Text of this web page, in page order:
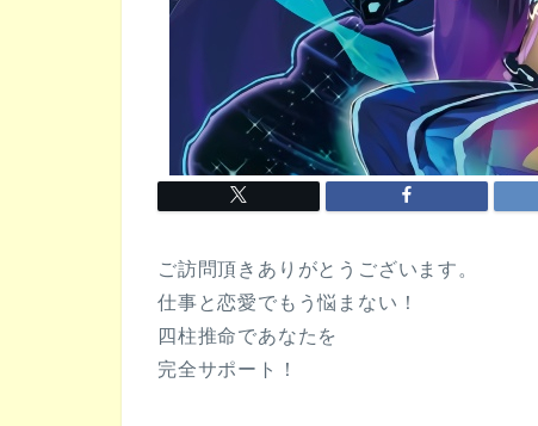
ご訪問頂きありがとうございます。
仕事と恋愛でもう悩まない！
四柱推命であなたを
完全サポート！